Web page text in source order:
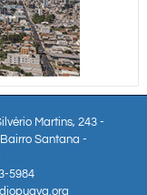
Martins, 243 -
Santana -
5984